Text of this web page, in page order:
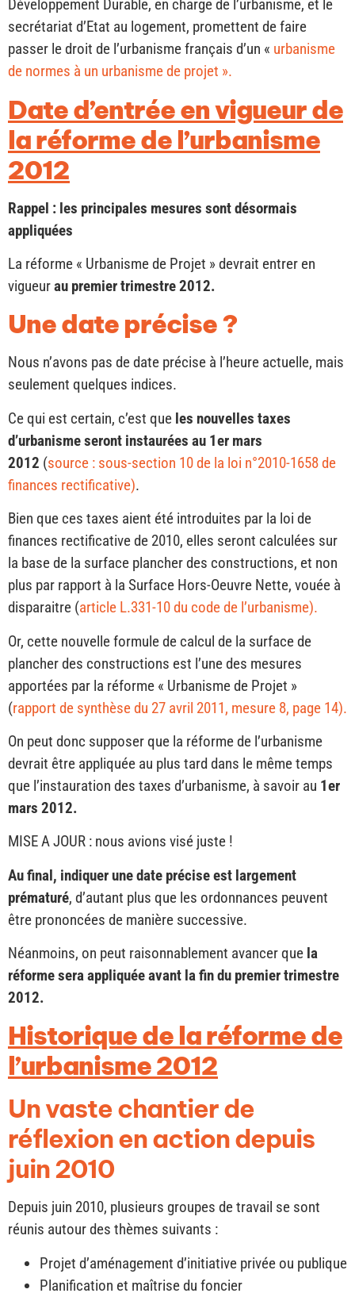
Développement Durable, en charge de l’urbanisme, et le
secrétariat d’Etat au logement, promettent de faire
passer le droit de l’urbanisme français d’un « urbanisme
de normes à un urbanisme de projet ».
Date d’entrée en vigueur de
la réforme de l’urbanisme
2012
Rappel : les principales mesures sont désormais
appliquées
La réforme « Urbanisme de Projet » devrait entrer en
vigueurau premier trimestre 2012.
Une date précise ?
Nous n’avons pas de date précise à l’heure actuelle, mais
seulement quelques indices.
Ce qui est certain, c’est que les nouvelles taxes
d’urbanisme seront instaurées au 1er mars
2012 (source : sous-section 10 de la loi n°2010-1658 de
finances rectificative).
Bien que ces taxes aient été introduites par la loi de
finances rectificative de 2010, elles seront calculées sur
la base de la surface plancher des constructions, et non
plus par rapport à la Surface Hors-Oeuvre Nette, vouée à
disparaitre (article L.331-10 du code de l’urbanisme).
Or, cette nouvelle formule de calcul de la surface de
plancher des constructions est l’une des mesures
apportées par la réforme « Urbanisme de Projet »
(rapport de synthèse du 27 avril 2011, mesure 8, page 14).
On peut donc supposer que la réforme de l’urbanisme
devrait être appliquée au plus tard dans le même temps
que l’instauration des taxes d’urbanisme, à savoir au 1er
mars 2012.
MISE A JOUR : nous avions visé juste !
Au final, indiquer une date précise est largement
prématuré, d’autant plus que les ordonnances peuvent
être prononcées de manière successive.
Néanmoins, on peut raisonnablement avancer que la
réforme sera appliquée avant la fin du premier trimestre
2012.
Historique de la réforme de
l’urbanisme 2012
Un vaste chantier de
réflexion en action depuis
juin 2010
Depuis juin 2010, plusieurs groupes de travail se sont
réunis autour des thèmes suivants :
Projet d’aménagement d’initiative privée ou publique
Planification et maîtrise du foncier